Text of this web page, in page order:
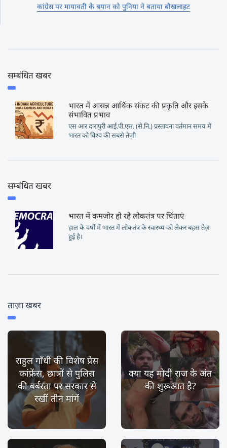
कांग्रेस पर मायावती के बयान को पुनिया ने बताया बौखलाहट
सम्बंधित खबर
भारत में आसन्न आर्थिक संकट की प्रकृति और इसके
संभावित प्रभाव
एस आर दारापुरी आई.पी.एस. (से.नि.) प्रस्तावना वर्तमान समय में
भारत को विश्व की सबसे तेज़ी
सम्बंधित खबर
भारत में कमजोर हो रहे लोकतंत्र पर चिंताएं
हाल के वर्षों में भारत में लोकतंत्र के स्वास्थ्य को लेकर बहस तेज़
हुई है।
ताज़ा खबर
राहुल गाँधी की विशेष प्रेस
कांफ्रेंस, छात्रों से पुलिस
की बर्बरता पर सरकार से
रखीं तीन मांगें
क्या यह मोदी राज के अंत
की शुरूआत है?